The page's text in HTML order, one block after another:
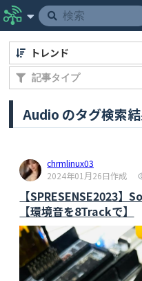
Audio のタグ検索
トレンド
chrmlinux03
2024年01月26日作成
【SPRESENSE2023
【環境音を8Trackで】